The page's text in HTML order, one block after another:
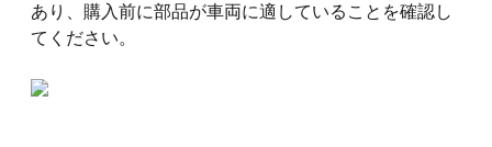
あり、購入前に部品が車両に適していることを確認し
てください。